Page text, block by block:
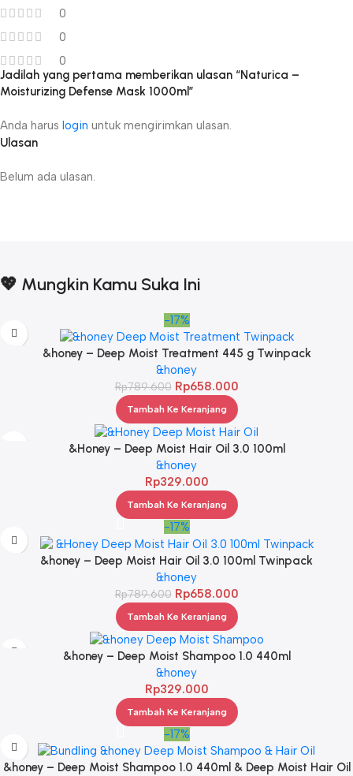
0
0
0
Ulasan
Belum ada ulasan.
Jadilah yang pertama memberikan ulasan “Naturica –
Moisturizing Defense Mask 1000ml”
Anda harus login untuk mengirimkan ulasan.
💖 Mungkin Kamu Suka Ini
-17%
&honey – Deep Moist Treatment 445 g Twinpack
&honey
Rp789.600 Rp658.000
Tambah Ke Keranjang
&Honey – Deep Moist Hair Oil 3.0 100ml
&honey
Rp329.000
Tambah Ke Keranjang
-17%
&honey – Deep Moist Hair Oil 3.0 100ml Twinpack
&honey
Rp789.600 Rp658.000
Tambah Ke Keranjang
&honey – Deep Moist Shampoo 1.0 440ml
&honey
Rp329.000
Tambah Ke Keranjang
-17%
&honey – Deep Moist Shampoo 1.0 440ml & Deep Moist Hair Oil